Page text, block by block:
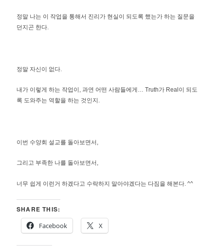
정말 나는 이 작업을 통해서 진리가 현실이 되도록 했는가 하는 질문을
던지곤 한다.
정말 자신이 없다.
내가 이렇게 하는 작업이, 과연 어떤 사람들에게… Truth가 Real이 되도
록 도와주는 역할을 하는 것인지.
이번 수양회 설교를 돌아보면서,
그리고 부족한 나를 돌아보면서,
너무 쉽게 이런거 하겠다고 수락하지 말아야겠다는 다짐을 해본다. ^^
SHARE THIS:
Facebook
X